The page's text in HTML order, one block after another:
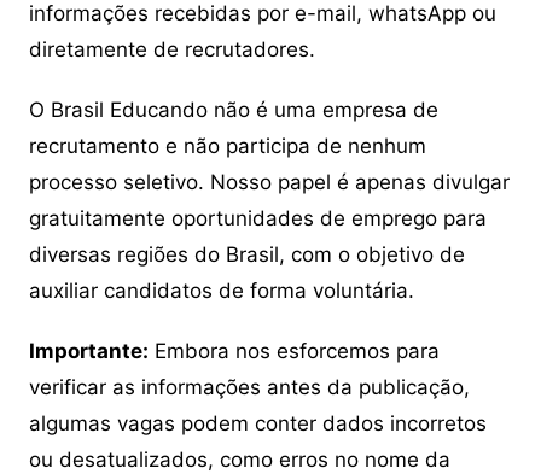
informações recebidas por e-mail, whatsApp ou
diretamente de recrutadores.
O Brasil Educando não é uma empresa de
recrutamento e não participa de nenhum
processo seletivo. Nosso papel é apenas divulgar
gratuitamente oportunidades de emprego para
diversas regiões do Brasil, com o objetivo de
auxiliar candidatos de forma voluntária.
Importante: Embora nos esforcemos para
verificar as informações antes da publicação,
algumas vagas podem conter dados incorretos
ou desatualizados, como erros no nome da